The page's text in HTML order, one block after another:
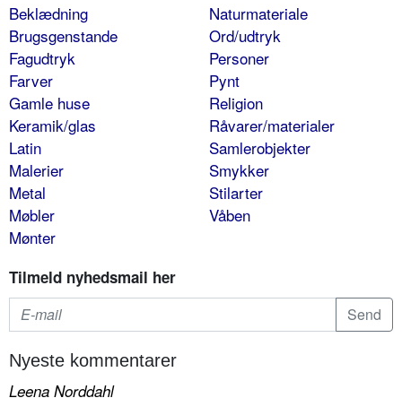
Beklædning
Brugsgenstande
Fagudtryk
Farver
Gamle huse
Keramik/glas
Latin
Malerier
Metal
Møbler
Mønter
Naturmateriale
Ord/udtryk
Personer
Pynt
Religion
Råvarer/materialer
Samlerobjekter
Smykker
Stilarter
Våben
Tilmeld nyhedsmail her
Nyeste kommentarer
Leena Norddahl